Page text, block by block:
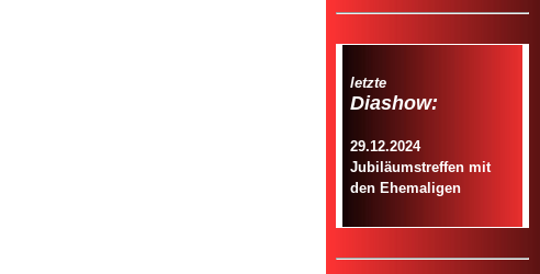
letzte
Diashow:
29.12.2024
Jubiläumstreffen mit
den Ehemaligen